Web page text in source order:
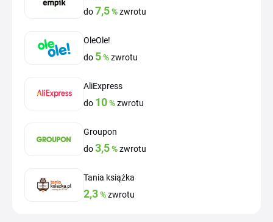
do7,5%zwrotu
OleOle!
do 5%zwrotu
AliExpress
do 10%zwrotu
Groupon
do3,5%zwrotu
Tania książka
2,3%zwrotu